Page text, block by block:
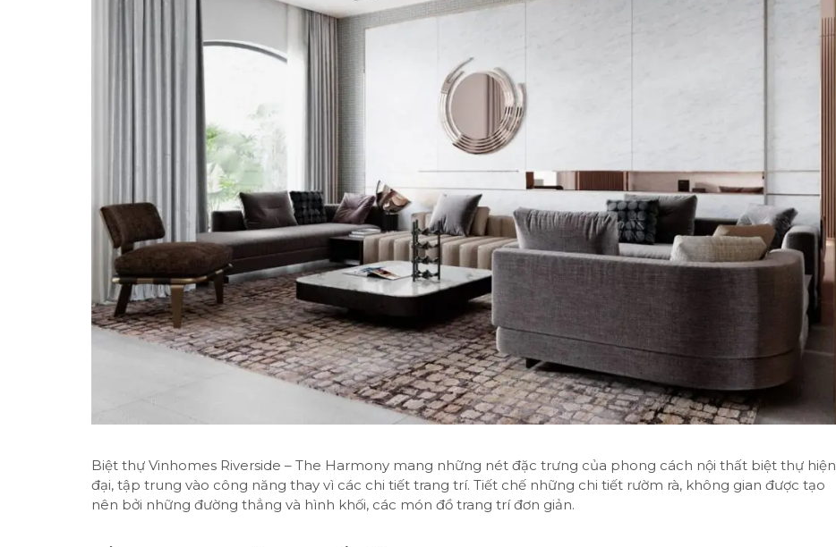
Biệt thự Vinhomes Riverside – The Harmony mang những nét đặc trưng của phong cách nội thất biệt thự hiện
đại, tập trung vào công năng thay vì các chi tiết trang trí. Tiết chế những chi tiết rườm rà, không gian được tạo
nên bởi những đường thẳng và hình khối, các món đồ trang trí đơn giản.